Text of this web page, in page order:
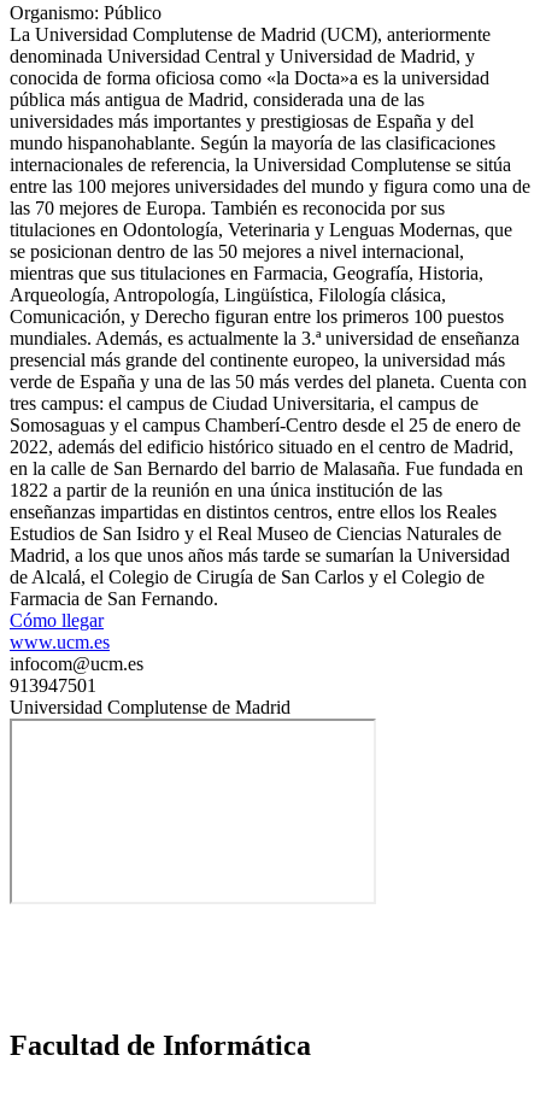
Organismo: Público
La Universidad Complutense de Madrid (UCM), anteriormente
denominada Universidad Central y Universidad de Madrid, y
conocida de forma oficiosa como «la Docta»a​ es la universidad
pública más antigua de Madrid, considerada una de las
universidades más importantes y prestigiosas de España y del
mundo hispanohablante. Según la mayoría de las clasificaciones
internacionales de referencia, la Universidad Complutense se sitúa
entre las 100 mejores universidades del mundo y figura como una de
las 70 mejores de Europa. También es reconocida por sus
titulaciones en Odontología, Veterinaria y Lenguas Modernas, que
se posicionan dentro de las 50 mejores a nivel internacional,
mientras que sus titulaciones en Farmacia, Geografía, Historia,
Arqueología, Antropología, Lingüística, Filología clásica,
Comunicación, y Derecho figuran entre los primeros 100 puestos
mundiales.​ Además, es actualmente la 3.ª universidad de enseñanza
presencial más grande del continente europeo, la universidad más
verde de España y una de las 50 más verdes del planeta. Cuenta con
tres campus: el campus de Ciudad Universitaria, el campus de
Somosaguas y el campus Chamberí-Centro desde el 25 de enero de
2022​, además del edificio histórico situado en el centro de Madrid,
en la calle de San Bernardo del barrio de Malasaña. Fue fundada en
1822 a partir de la reunión en una única institución de las
enseñanzas impartidas en distintos centros, entre ellos los Reales
Estudios de San Isidro y el Real Museo de Ciencias Naturales de
Madrid, a los que unos años más tarde se sumarían la Universidad
de Alcalá, el Colegio de Cirugía de San Carlos y el Colegio de
Farmacia de San Fernando.
Cómo llegar
www.ucm.es
infocom@ucm.es
913947501
Universidad Complutense de Madrid
Facultad de Informática